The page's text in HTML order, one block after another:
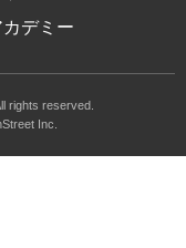
デミー
rights reserved.
Inc.